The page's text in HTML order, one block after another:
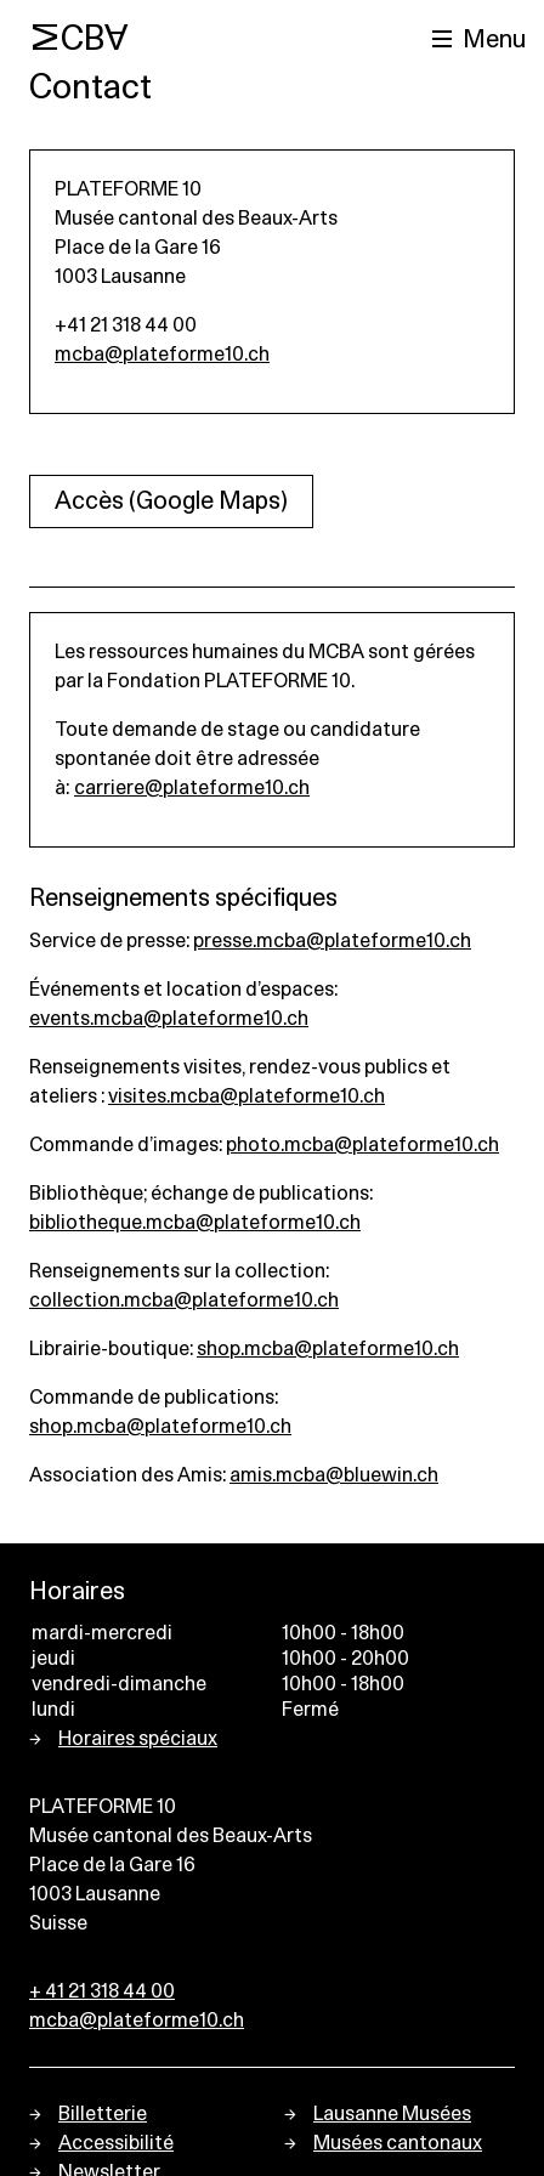
MCBA Menu
Contact
PLATEFORME 10
Musée cantonal des Beaux-Arts
Place de la Gare 16
1003 Lausanne
+41 21 318 44 00
mcba@plateforme10.ch
Accès (Google Maps)
Les ressources humaines du MCBA sont gérées
par la Fondation PLATEFORME 10.
Toute demande de stage ou candidature
spontanée doit être adressée
à: carriere@plateforme10.ch
Renseignements spécifiques
Service de presse: presse.mcba@plateforme10.ch
Événements et location d’espaces:
events.mcba@plateforme10.ch
Renseignements visites, rendez-vous publics et
ateliers :visites.mcba@plateforme10.ch
Commande d’images: photo.mcba@plateforme10.ch
Bibliothèque; échange de publications:
bibliotheque.mcba@plateforme10.ch
Renseignements sur la collection:
collection.mcba@plateforme10.ch
Librairie-boutique: shop.mcba@plateforme10.ch
Commande de publications:
shop.mcba@plateforme10.ch
Association des Amis: amis.mcba@bluewin.ch
Horaires
mardi-mercredi
10h00 - 18h00
jeudi
10h00 - 20h00
vendredi-dimanche
10h00 - 18h00
lundi
Fermé
Horaires spéciaux
PLATEFORME 10
Musée cantonal des Beaux-Arts
Place de la Gare 16
1003 Lausanne
Suisse
+ 41 21 318 44 00
mcba@plateforme10.ch
Billetterie
Accessibilité
Lausanne Musées
Musées cantonaux